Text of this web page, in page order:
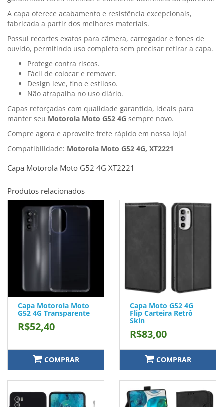
A capa oferece acabamento e resistência excepcionais,
fabricada a partir dos melhores materiais.
Possui recortes exatos para câmera, carregador e fones de
ouvido, permitindo uso completo sem precisar retirar a capa.
Protege contra riscos.
Fácil de colocar e remover.
Design leve, fino e estiloso.
Não atrapalha no uso diário.
Capas reforçadas com qualidade garantida, ideais para
manter seu Motorola Moto G52 4G sempre novo.
Compre agora e aproveite frete rápido em nossa loja!
Compatibilidade: Motorola Moto G52 4G, XT2221
Capa Motorola Moto G52 4G XT2221
Produtos relacionados
Capa Motorola Moto
G52 4G Transparente
R$52,40
COMPRAR
Capa Moto G52 4G
Flip Carteira Retrô
Skin
R$83,00
COMPRAR